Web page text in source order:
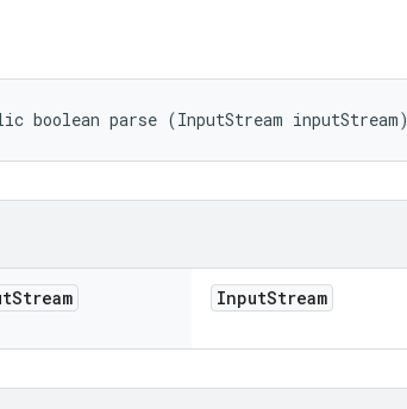
boolean parse (InputStream inputStream)
Stream InputStream